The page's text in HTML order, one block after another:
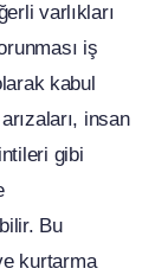
varlıkları
iş
kabul
insan
gibi
Bu
kurtarma